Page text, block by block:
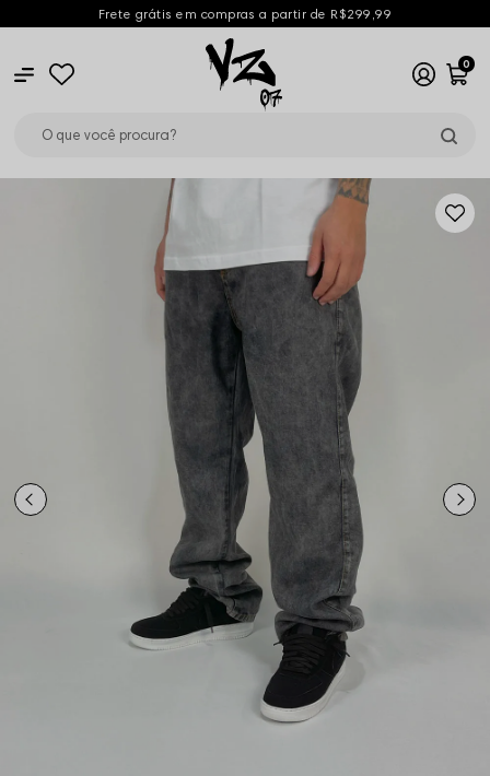
Frete grátis em compras a partir de R$299,99
0